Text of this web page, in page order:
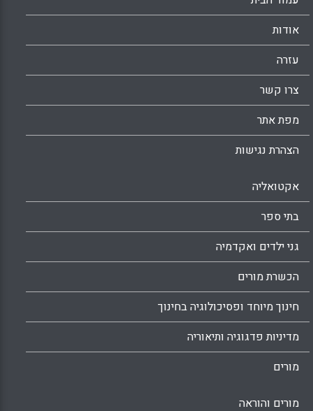
אודות
עזרה
צרו קשר
מפת אתר
הצהרת נגישות
אקטואליה
בתי ספר
גני ילדים ואקדמיה
הכשרת מורים
חינוך מיוחד ופסיכולוגיה בחינוך
מדיניות פדגוגיה ותיאוריה
מורים
מורים והוראה